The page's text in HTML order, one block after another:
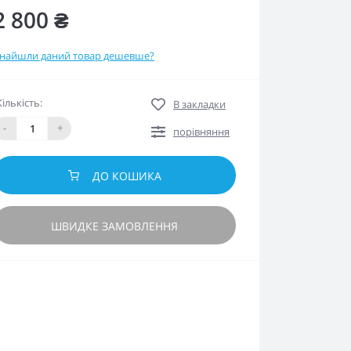
800 ₴
даний товар дешевше?
-
+
В закладки
порівняння
ДО КОШИКА
ШВИДКЕ ЗАМОВЛЕННЯ